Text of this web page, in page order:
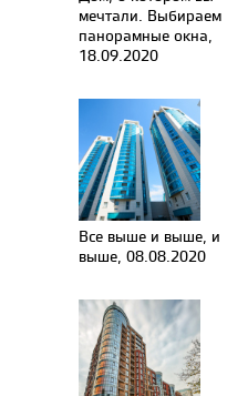
мечтали. Выбираем
панорамные окна,
18.09.2020
Все выше и выше, и
выше, 08.08.2020